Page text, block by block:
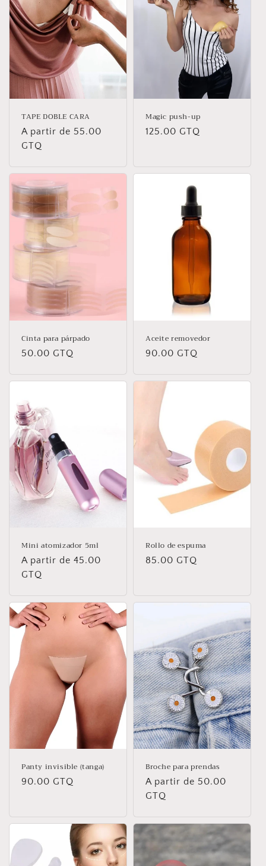
TAPE DOBLE CARA
Precio
habitual
A partir de 55.00
GTQ
Magic push-up
Precio
125.00 GTQ
Cinta para párpado
Precio
50.00 GTQ
Aceite removedor
Precio
90.00 GTQ
Mini atomizador 5ml
Precio
habitual
A partir de 45.00
GTQ
Rollo de espuma
Precio
85.00 GTQ
Panty invisible (tanga)
Precio
90.00 GTQ
Broche para prendas
Precio
habitual
A partir de 50.00
GTQ